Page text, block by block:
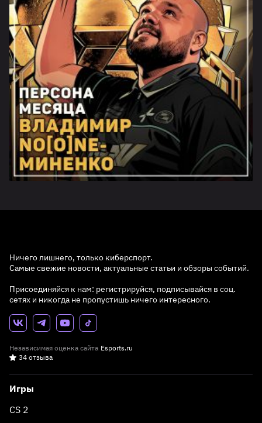
Ничего лишнего, только киберспорт.
Самые свежие новости, актуальные статьи и обзоры событий.
Присоединяйся к нам: регистрируйся, подписывайся в соц.
сетях и никогда не пропустишь ничего интересного.
Независимая оценка сайта Esports.ru
34 отзыва
Игры
CS 2